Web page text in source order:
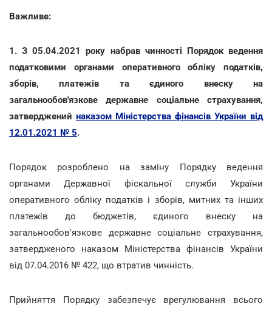
Важливе:
1. З 05.04.2021 року набрав чинності Порядок ведення
податковими органами оперативного обліку податків,
зборів, платежів та єдиного внеску на
загальнообов'язкове державне соціальне страхування,
затверджений наказом Міністерства фінансів України від
12.01.2021 № 5.
Порядок розроблено на заміну Порядку ведення
органами Державної фіскальної служби України
оперативного обліку податків і зборів, митних та інших
платежів до бюджетів, єдиного внеску на
загальнообов'язкове державне соціальне страхування,
затвердженого наказом Міністерства фінансів України
від 07.04.2016 № 422, що втратив чинність.
Прийняття Порядку забезпечує врегулювання всього